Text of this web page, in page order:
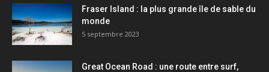
Fraser Island : la plus grande île de sable du
monde
5 septembre 2023
Great Ocean Road : une route entre surf,